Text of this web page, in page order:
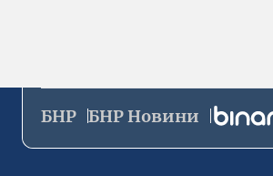
БНР БНР Новини